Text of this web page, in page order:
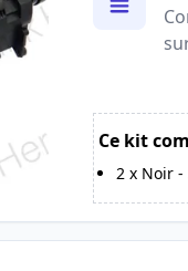
Ce kit
2x Noir-